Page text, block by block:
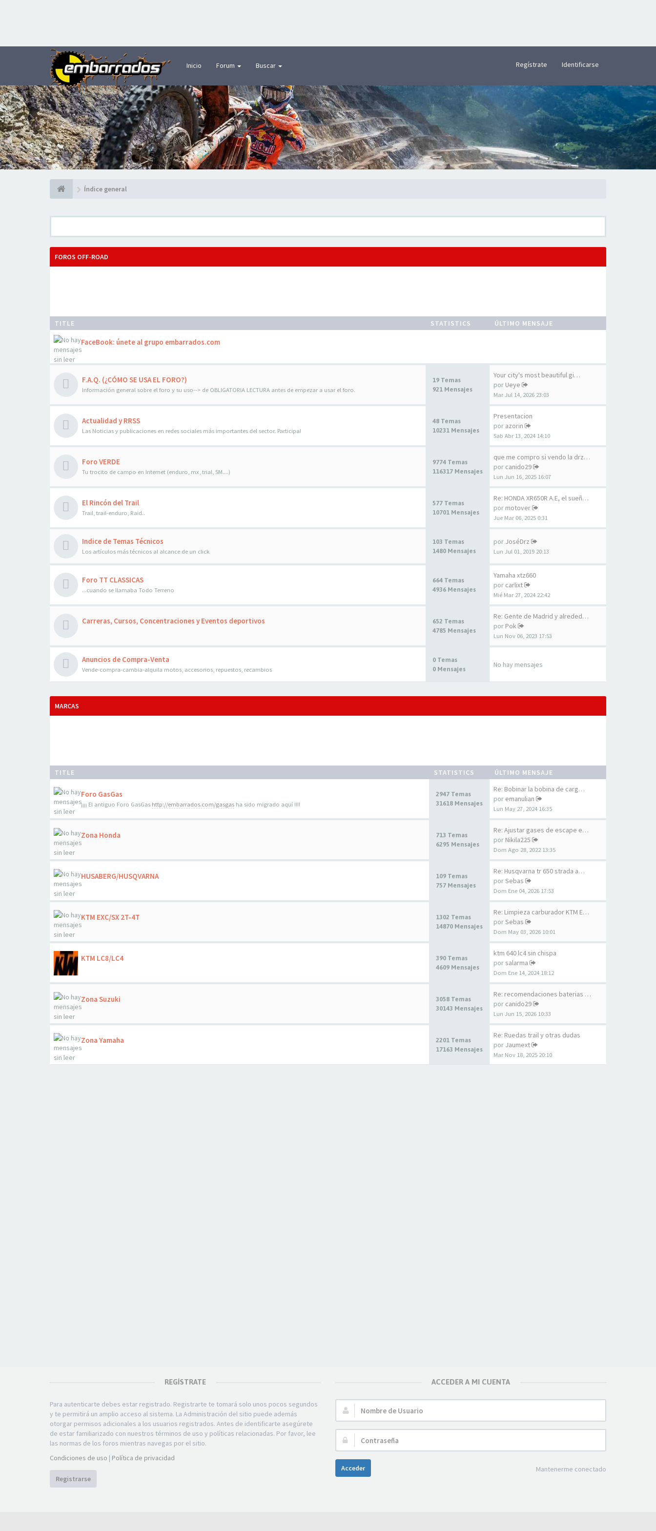
Inicio Forum Buscar Regístrate Identificarse
Índice general
FOROS OFF-ROAD
TITLE STATISTICS ÚLTIMO MENSAJE
FaceBook: únete al grupo embarrados.com
F.A.Q. (¿CÓMO SE USA EL FORO?)
Información general sobre el foro y su uso--> de OBLIGATORIA LECTURA antes de empezar a usar el foro.
19 Temas
921 Mensajes
Your city's most beautiful gi…
por Ueye
Mar Jul 14, 2026 23:03
Actualidad y RRSS
Las Noticias y publicaciones en redes sociales más importantes del sector. Participa!
48 Temas
10231 Mensajes
Presentacion
por azorin
Sab Abr 13, 2024 14:10
Foro VERDE
Tu trocito de campo en Internet (enduro, mx, trial, SM....)
9774 Temas
116317 Mensajes
que me compro si vendo la drz…
por canido29
Lun Jun 16, 2025 16:07
El Rincón del Trail
Trail, trail-enduro, Raid..
577 Temas
10701 Mensajes
Re: HONDA XR650R A.E, el sueñ…
por motover
Jue Mar 06, 2025 0:31
Indice de Temas Técnicos
Los artículos más técnicos al alcance de un click
103 Temas
1480 Mensajes
por JoséDrz
Lun Jul 01, 2019 20:13
Foro TT CLASSICAS
...cuando se llamaba Todo Terreno
664 Temas
4936 Mensajes
Yamaha xtz660
por carlixt
Mié Mar 27, 2024 22:42
Carreras, Cursos, Concentraciones y Eventos deportivos
652 Temas
4785 Mensajes
Re: Gente de Madrid y alreded…
por Pok
Lun Nov 06, 2023 17:53
Anuncios de Compra-Venta
Vende-compra-cambia-alquila motos, accesorios, repuestos, recambios
0 Temas
0 Mensajes
No hay mensajes
MARCAS
TITLE STATISTICS ÚLTIMO MENSAJE
Foro GasGas
¡¡¡¡ El antiguo Foro GasGas http://embarrados.com/gasgas ha sido migrado aquí !!!!
2947 Temas
31618 Mensajes
Re: Bobinar la bobina de carg…
por emanulian
Lun May 27, 2024 16:35
Zona Honda
713 Temas
6295 Mensajes
Re: Ajustar gases de escape e…
por Nikila225
Dom Ago 28, 2022 13:35
HUSABERG/HUSQVARNA
109 Temas
757 Mensajes
Re: Husqvarna tr 650 strada a…
porSebas
Dom Ene 04, 2026 17:53
KTM EXC/SX 2T-4T
1302 Temas
14870 Mensajes
Re: Limpieza carburador KTM E…
porSebas
Dom May 03, 2026 10:01
KTM LC8/LC4
390 Temas
4609 Mensajes
ktm 640 lc4 sin chispa
por salarma
Dom Ene 14, 2024 18:12
Zona Suzuki
3058 Temas
30143 Mensajes
Re: recomendaciones baterias …
por canido29
Lun Jun 15, 2026 10:33
Zona Yamaha
2201 Temas
17163 Mensajes
Re: Ruedas trail y otras dudas
por Jaumext
Mar Nov 18, 2025 20:10
REGÍSTRATE
Para autenticarte debes estar registrado. Registrarte te tomará solo unos pocos segundos
y te permitirá un amplio acceso al sistema. La Administración del sitio puede además
otorgar permisos adicionales a los usuarios registrados. Antes de identificarte asegúrete
de estar familiarizado con nuestros términos de uso y políticas relacionadas. Por favor, lee
las normas de los foros mientras navegas por el sitio.
Condiciones de uso | Política de privacidad
Registrarse
ACCEDER A MI CUENTA
Nombre
de
Usuario:
Contraseña:
Mantenerme conectado
Acceder